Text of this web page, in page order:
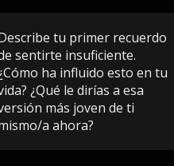
tu primer recuerdo
sentirte insuficiente.
ha influido esto en tu
¿Qué le dirías a esa
más joven de ti
a ahora?